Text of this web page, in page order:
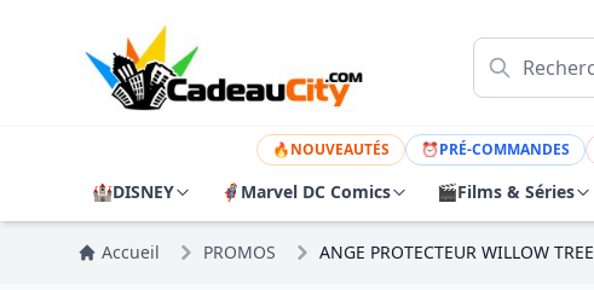
🔥NOUVEAUTÉS ⏰PRÉ-COMMANDES
🏰DISNEY 🦸 Marvel DC Comics 🎬Films & Séries
Accueil PROMOS ANGE PROTECTEUR WILLOW TREE